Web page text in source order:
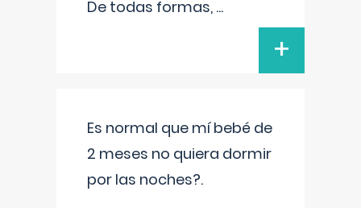
De todas formas, ...
+
Es normal que mí bebé de
2 meses no quiera dormir
por las noches?.